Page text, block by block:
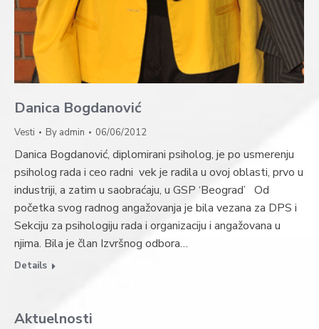
Danica Bogdanović
Vesti By admin 06/06/2012
Danica Bogdanović, diplomirani psiholog, je po usmerenju
psiholog rada i ceo radni vek je radila u ovoj oblasti, prvo u
industriji, a zatim u saobraćaju, u GSP ‘Beograd’ Od
početka svog radnog angažovanja je bila vezana za DPS i
Sekciju za psihologiju rada i organizaciju i angažovana u
njima. Bila je član Izvršnog odbora…
Details
Aktuelnosti